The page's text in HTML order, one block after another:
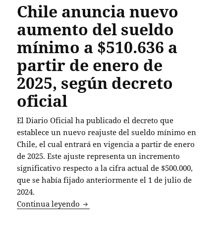
Chile anuncia nuevo
aumento del sueldo
mínimo a $510.636 a
partir de enero de
2025, según decreto
oficial
El Diario Oficial ha publicado el decreto que
establece un nuevo reajuste del sueldo mínimo en
Chile, el cual entrará en vigencia a partir de enero
de 2025. Este ajuste representa un incremento
significativo respecto a la cifra actual de $500.000,
que se había fijado anteriormente el 1 de julio de
2024.
Continua leyendo Chile anuncia nuevo aumento del